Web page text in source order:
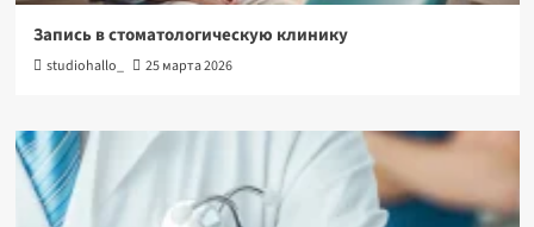
Запись в стоматологическую клинику
studiohallo_ 25 марта 2026